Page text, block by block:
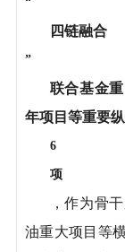
四链融合
”
联合基金
年项目等重要
6
项
，作为骨
油重大项目等